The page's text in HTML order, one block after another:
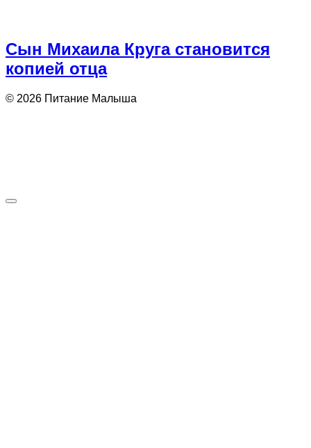
Сын Михаила Круга становится
копией отца
© 2026 Питание Малыша